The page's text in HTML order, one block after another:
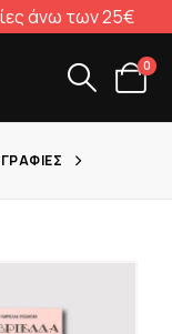
άνω των 25€
0